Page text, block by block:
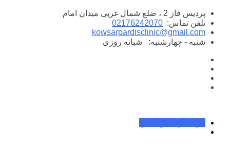
پرش
محتوا
پردیس فاز 2 ، ضلع شمال غربی میدان امام
تلفن تماس: 02176242070
kowsarpardisclinic@gmail.com
شنبه - چهارشنبه:
شبانه روزی